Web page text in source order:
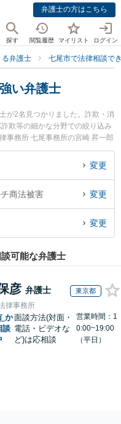
弁護士の方はこちら
探す 閲覧履歴 マイリスト ログイン
弁護士 七尾市で法律相談で
い弁護士
が2名見つかりました。詐欺・消
欺等の細かな分野での絞り込み
事務所 七尾事務所の宮崎 昇一郎
のプロフィール情報や弁護士費
土日や夜間に発生したマルチ商
予約したい』などでお困りの相
変更
商法被害 変更
変更
可能な弁護士
彦 弁護士 東京都
律事務所
か
談
面談方法(対面・
電話・ビデオな
ど)は応相談
営業時間：1
0:00~19:00
（平日）